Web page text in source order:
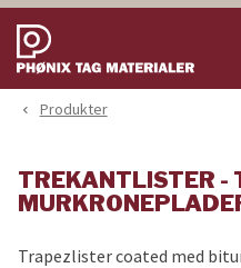
navigate_before Produkter
TREKANTLISTER -
Trapezlister coated med